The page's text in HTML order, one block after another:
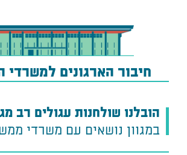
חיבור הארגונים
הובלנו שולחנות עגולים רב
במגוון נושאים עם משרדי